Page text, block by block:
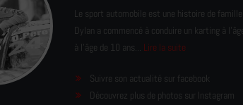
Le sport automobile est une histoire de famille.
Dylan a commencé à conduire un karting à
à l'âge de 10 ans... Lire la suite
Suivre son actualité sur facebook
Découvrez plus de photos sur Instagram